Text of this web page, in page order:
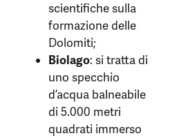
scientifiche sulla
formazione delle
Dolomiti;
Biolago: si tratta di
uno specchio
d’acqua balneabile
di 5.000 metri
quadrati immerso